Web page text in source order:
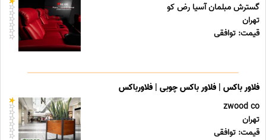
گسترش مبلمان آسیا رض کو
تهران
قیمت: توافقی
فلاور باکس | فلاور باکس چوبی | فلاورباکس
zwood co
تهران
قیمت: توافقی